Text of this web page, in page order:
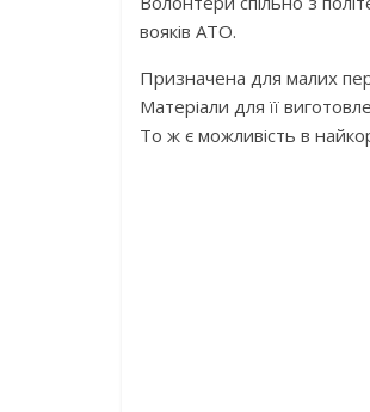
вояків АТО.
Призначена для малих
Матеріали для її
То ж є можливість в